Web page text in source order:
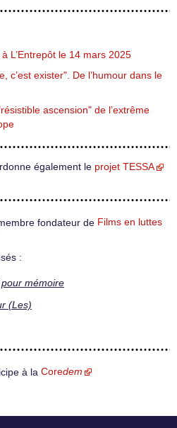
L’Entrepôt le 14 mars 2025
c’est exister". De l’humour dans le
ascension" de l’extrême
également le projet TESSA
fondateur de Films en luttes
:
mémoire
(Les)
à la Coredem